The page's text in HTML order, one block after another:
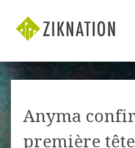
Anyma
première